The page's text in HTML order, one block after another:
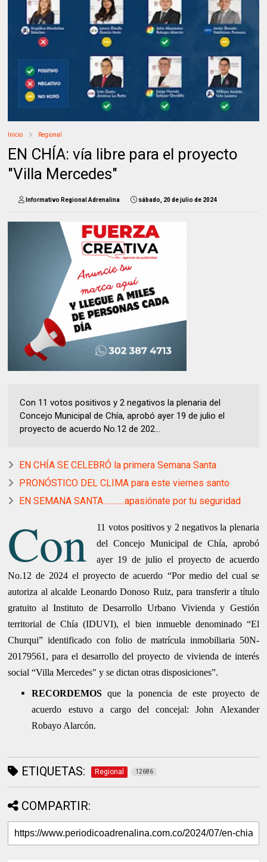
Inicio Regional
EN CHÍA: vía libre para el proyecto
"Villa Mercedes"
Informativo Regional Adrenalina sábado, 20 de julio de 2024
Con 11 votos positivos y 2 negativos la plenaria del
Concejo Municipal de Chía, aprobó ayer 19 de julio el
proyecto de acuerdo No.12 de 202...
EN CHÍA SE CELEBRÓ la primera Semana Santa
PRONÓSTICO DEL CLIMA para este viernes santo
EN SEMANA SANTA............apasiónate por tu seguridad
Con
11 votos positivos y 2 negativos la plenaria
del Concejo Municipal de Chía, aprobó
ayer 19 de julio el proyecto de acuerdo
No.12 de 2024 el proyecto de acuerdo “Por medio del cual se
autoriza al alcalde Leonardo Donoso Ruiz, para transferir a título
gratuito al Instituto de Desarrollo Urbano Vivienda y Gestión
territorial de Chía (IDUVI), el bien inmueble denominado “El
Churqui” identificado con folio de matrícula inmobiliaria 50N-
20179561, para el desarrollo del proyecto de vivienda de interés
social “Villa Mercedes" y se dictan otras disposiciones”.
RECORDEMOS que la ponencia de este proyecto de
acuerdo estuvo a cargo del concejal: John Alexander
Robayo Alarcón.
ETIQUETAS: Regional 12686
COMPARTIR: